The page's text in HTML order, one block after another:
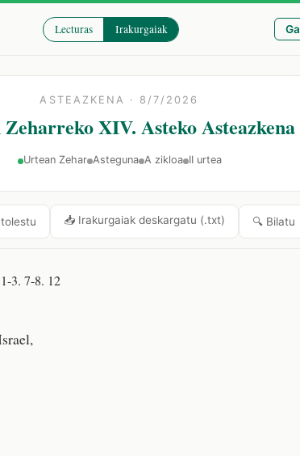
Lecturas Irakurgaiak
ASTEAZKENA · 8/7/2026
XIV. Asteko Asteazkena
Urtean Zehar Asteguna A zikloa II urtea
📥 Irakurgaiak deskargatu (.txt) 🔍 Bilatu
3. 7-8. 12